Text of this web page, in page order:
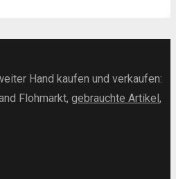
Hand kaufen und verkaufen:
Flohmarkt, gebrauchte Artikel,